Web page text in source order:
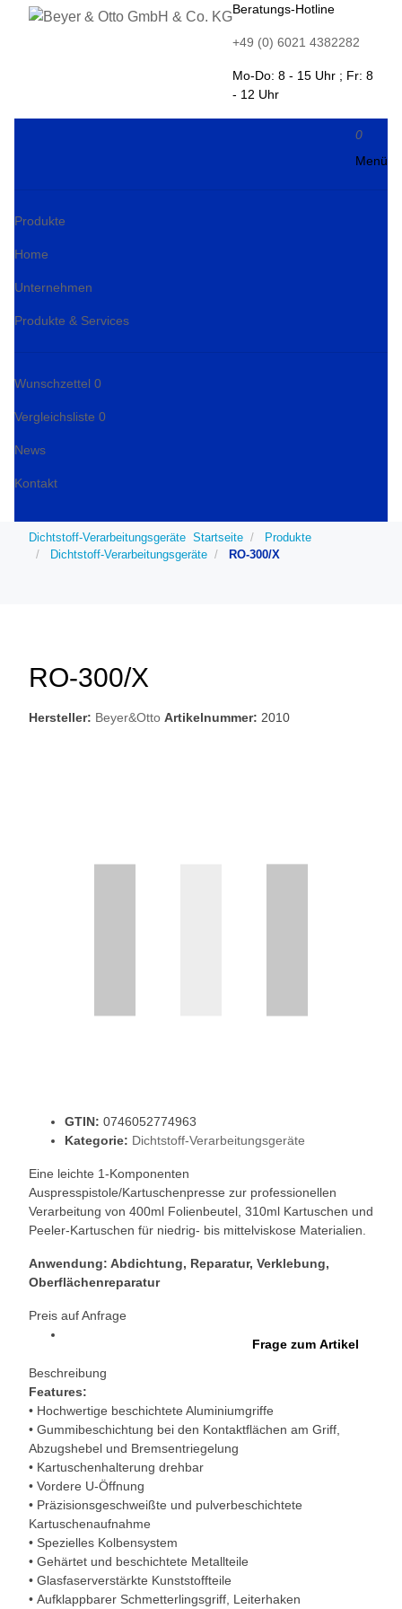
Beratungs-Hotline
+49 (0) 6021 4382282
Mo-Do: 8 - 15 Uhr ; Fr: 8
- 12 Uhr
0
Menü
Produkte
Home
Unternehmen
Produkte & Services
Wunschzettel 0
Vergleichsliste 0
News
Kontakt
Dichtstoff-Verarbeitungsgeräte Startseite
Produkte
Dichtstoff-Verarbeitungsgeräte
RO-300/X
RO-300/X
Hersteller: Beyer&Otto Artikelnummer: 2010
GTIN: 0746052774963
Kategorie: Dichtstoff-Verarbeitungsgeräte
Eine leichte 1-Komponenten
Auspresspistole/Kartuschenpresse zur professionellen
Verarbeitung von 400ml Folienbeutel, 310ml Kartuschen und
Peeler-Kartuschen für niedrig- bis mittelviskose Materialien.
Anwendung: Abdichtung, Reparatur, Verklebung,
Oberflächenreparatur
Preis auf Anfrage
Frage zum Artikel
Beschreibung
Features:
• Hochwertige beschichtete Aluminiumgriffe
• Gummibeschichtung bei den Kontaktflächen am Griff,
Abzugshebel und Bremsentriegelung
• Kartuschenhalterung drehbar
• Vordere U-Öffnung
• Präzisionsgeschweißte und pulverbeschichtete
Kartuschenaufnahme
• Spezielles Kolbensystem
• Gehärtet und beschichtete Metallteile
• Glasfaserverstärkte Kunststoffteile
• Aufklappbarer Schmetterlingsgriff, Leiterhaken